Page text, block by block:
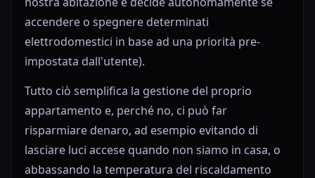
accendere o spegnere determinati
elettrodomestici in base ad una priorità pre-
impostata dall'utente).
Tutto ciò semplifica la gestione del proprio
appartamento e, perché no, ci può far
risparmiare denaro, ad esempio evitando di
lasciare luci accese quando non siamo in casa, o
abbassando la temperatura del riscaldamento